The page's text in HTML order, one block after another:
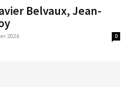
Belvaux, Jean-
2026 0